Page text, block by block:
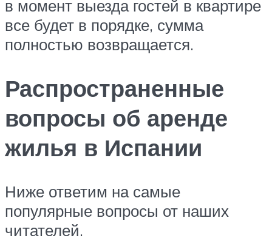
в момент выезда гостей в квартире
все будет в порядке, сумма
полностью возвращается.
Распространенные
вопросы об аренде
жилья в Испании
Ниже ответим на самые
популярные вопросы от наших
читателей.